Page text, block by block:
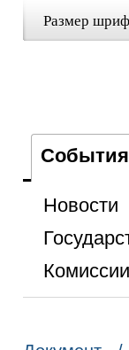
Размер
События
Новости